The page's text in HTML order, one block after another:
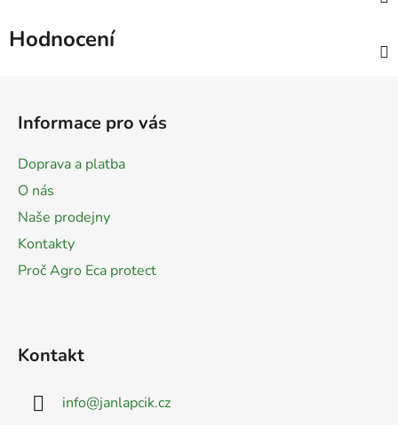
Hodnocení
Informace pro vás
Doprava a platba
O nás
Naše prodejny
Kontakty
Proč Agro Eca protect
Kontakt
info@janlapcik.cz